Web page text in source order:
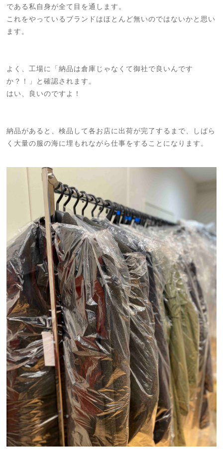
である私自身が全て目を通します。
これをやっているブランドはほとんど無いのではないかと思い
ます。
よく、工場に「納品は倉庫じゃなくて御社で良いんです
か？！」と確認されます。
はい、良いのですよ！
納品があると、検品して各お店に出荷が完了するまで、しばら
く大量の服の海に埋もれながら仕事をすることになります。